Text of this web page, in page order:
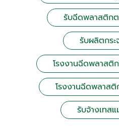
รับฉีดพลาสติก
รับผลิตกร
โรงงานฉีดพลาสติ
โรงงานฉีดพลาส
รับจ้างเทส